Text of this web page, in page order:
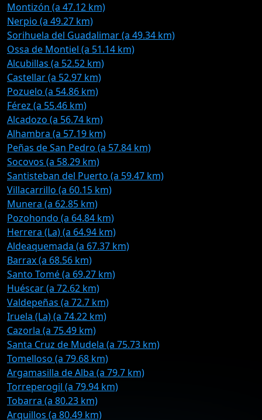
Montizón (a 47.12 km)
Nerpio (a 49.27 km)
Sorihuela del Guadalimar (a 49.34 km)
Ossa de Montiel (a 51.14 km)
Alcubillas (a 52.52 km)
Castellar (a 52.97 km)
Pozuelo (a 54.86 km)
Férez (a 55.46 km)
Alcadozo (a 56.74 km)
Alhambra (a 57.19 km)
Peñas de San Pedro (a 57.84 km)
Socovos (a 58.29 km)
Santisteban del Puerto (a 59.47 km)
Villacarrillo (a 60.15 km)
Munera (a 62.85 km)
Pozohondo (a 64.84 km)
Herrera (La) (a 64.94 km)
Aldeaquemada (a 67.37 km)
Barrax (a 68.56 km)
Santo Tomé (a 69.27 km)
Huéscar (a 72.62 km)
Valdepeñas (a 72.7 km)
Iruela (La) (a 74.22 km)
Cazorla (a 75.49 km)
Santa Cruz de Mudela (a 75.73 km)
Tomelloso (a 79.68 km)
Argamasilla de Alba (a 79.7 km)
Torreperogil (a 79.94 km)
Tobarra (a 80.23 km)
Arquillos (a 80.49 km)